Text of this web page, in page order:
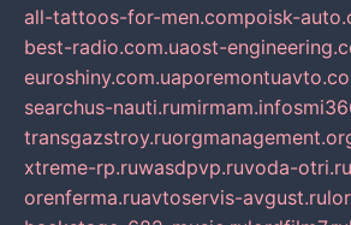
all-tattoos-for-men.compoisk-
best-radio.com.uaost-
euroshiny.com.ua
searchus-nauti.rumirmam.info
transgazstroy.ru
xtreme-rp.ruwasdpvp.ruvoda-otri.ru
orenferma.ruavtoservis-avgust.ru